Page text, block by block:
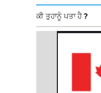
ਕੀ ਤੁਹਾਨੂੰ ਪਤਾ ਹੈ ?